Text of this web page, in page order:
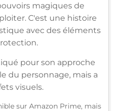
magiques de
C'est une histoire
avec des éléments
pour son approche
du personnage, mais a
visuels.
sur Amazon Prime, mais